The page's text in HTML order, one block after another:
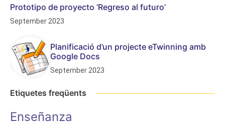
Prototipo de proyecto ‘Regreso al futuro’
September 2023
Planificació d’un projecte eTwinning amb
Google Docs
September 2023
Etiquetes freqüents
Enseñanza